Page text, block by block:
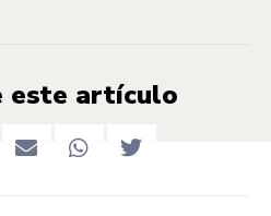
este artículo